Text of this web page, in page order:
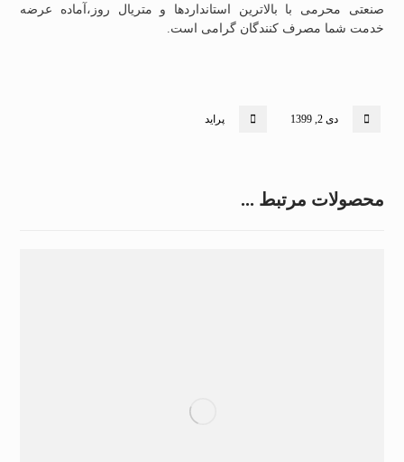
صنعتی محرمی با بالاترین استانداردها و متریال روز،آماده عرضه
خدمت شما مصرف کنندگان گرامی است.
دی 2, 1399 پراید
محصولات مرتبط ...